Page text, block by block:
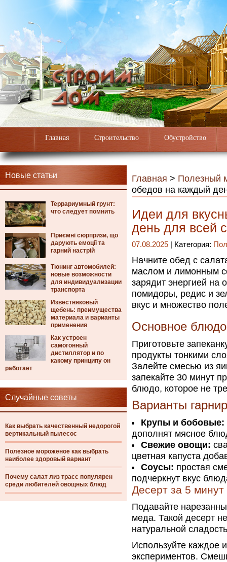
Главная Строительство Обустройство
Новые статьи
Террариумный грунт:
что следует помнить
Приємні сюрпризи, що
дарують емоції та
гарний настрій
Тюнинг автомобилей:
новые возможности
для индивидуализации
транспорта
Известняковый
щебень: преимущества
материала и варианты
применения
Как устроен
самогонный
дистиллятор и по
какому принципу он
работает
Случайные советы
Как выбрать качественный недорогой
вертикальный пылесос
Полезное мороженое как выбрать
наиболее здоровый вариант
Почему салат лиз трасс популярен
среди любителей овощных блюд
Главная > Полезный
обедов на каждый
Идеи для
день для всей
07.08.2025 | Категория:
Начните обед с
маслом и лимонным
зарядит энергией на
помидоры, редис и
вкус и множество
Основное
Приготовьте
продукты тонкими
Залейте смесью из
запекайте 30 минут
блюдо, которое не
Варианты
Крупы и бобовые:
дополнят мясное
Свежие овощи:
цветная капуста
Соусы: простая
подчеркнут вкус
Десерт за 5 минут
Подавайте
меда. Такой десерт
натуральной
Используйте каждое
экспериментов.